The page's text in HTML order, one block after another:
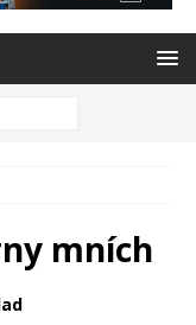
mních